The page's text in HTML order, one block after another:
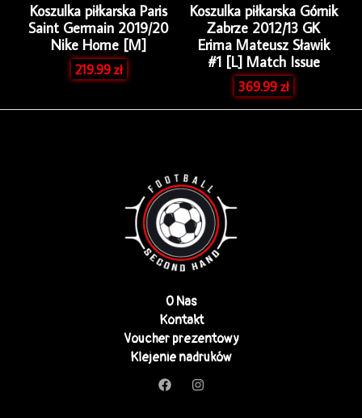
Koszulka piłkarska Paris
Saint Germain 2019/20
Nike Home [M]
219.99zł
Koszulka piłkarska Górnik
Zabrze 2012/13 GK
Erima Mateusz Sławik
#1 [L] Match Issue
369.99zł
O Nas
Kontakt
Voucher prezentowy
Klejenie nadruków